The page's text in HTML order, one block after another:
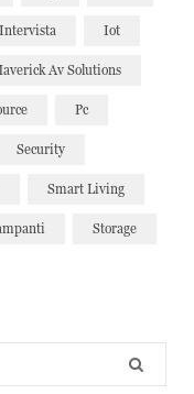
Intervista Iot
Av Solutions
Pc
Security
Smart Living
Storage